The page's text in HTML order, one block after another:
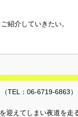
紹介していきたい。
TEL：06-6719-6863）
迎えてしまい夜道を走